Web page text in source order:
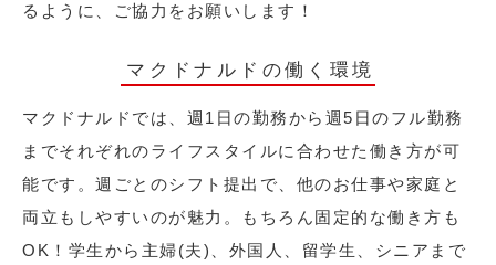
るように、ご協力をお願いします！
マクドナルドの働く環境
マクドナルドでは、週1日の勤務から週5日のフル勤務
までそれぞれのライフスタイルに合わせた働き方が可
能です。週ごとのシフト提出で、他のお仕事や家庭と
両立もしやすいのが魅力。もちろん固定的な働き方も
OK！学生から主婦(夫)、外国人、留学生、シニアまで